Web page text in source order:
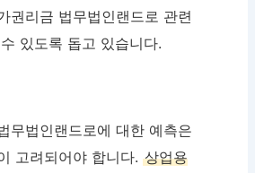
권리금 법무법인랜드로 관련
있도록 돕고 있습니다.
무법인랜드로에 대한 예측은
고려되어야 합니다.상업용